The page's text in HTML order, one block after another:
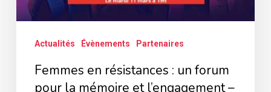
la
l’engagement
Actualités Évènements Partenaires
Femmes en résistances : un forum
pour la mémoire et l’engagement –